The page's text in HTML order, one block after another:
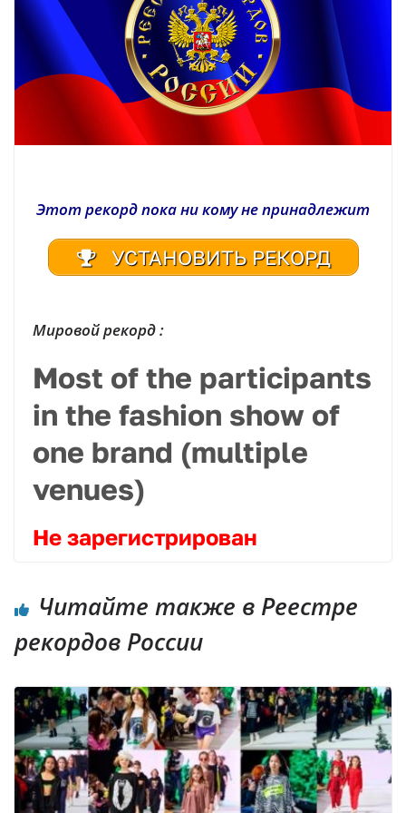
Этот рекорд пока ни кому не принадлежит
УСТАНОВИТЬ РЕКОРД
Мировой рекорд :
Most of the participants
in the fashion show of
one brand (multiple
venues)
Не зарегистрирован
Читайте также в Реестре
рекордов России